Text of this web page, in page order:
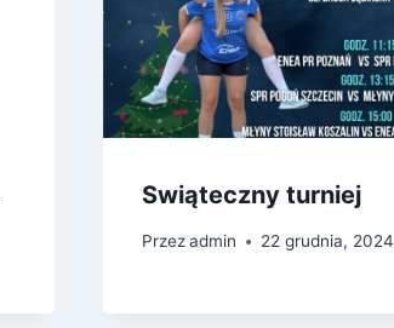
Swiąteczny turniej
Przez admin 22 grudnia, 2024